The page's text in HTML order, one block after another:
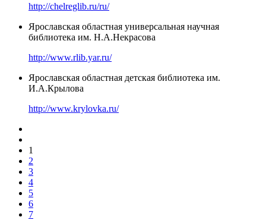
http://chelreglib.ru/ru/
Ярославская областная универсальная научная
библиотека им. Н.А.Некрасова
http://www.rlib.yar.ru/
Ярославская областная детская библиотека им.
И.А.Крылова
http://www.krylovka.ru/
1
2
3
4
5
6
7